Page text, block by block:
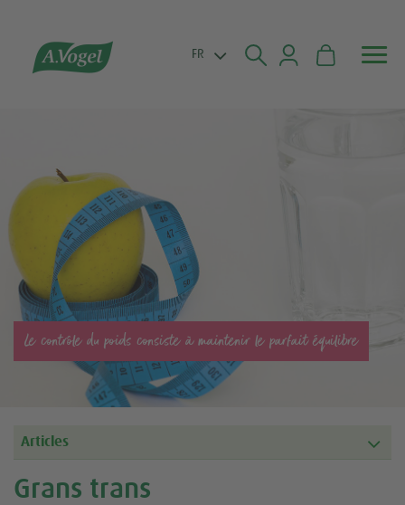

 FR
Le contrôle du poids consiste à maintenir le parfait équilibre
Articles
Grans trans